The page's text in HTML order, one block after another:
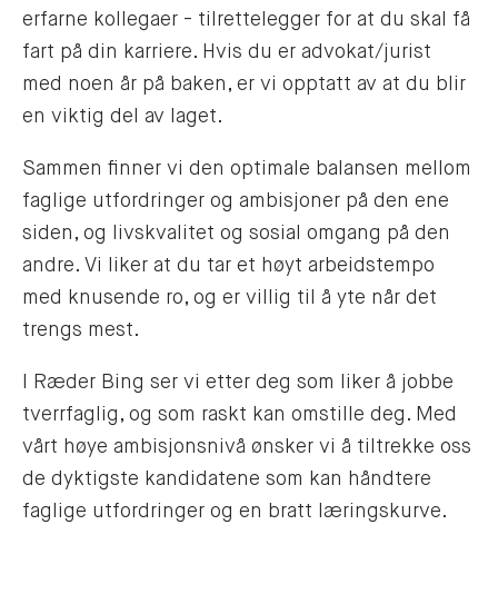
erfarne kollegaer - tilrettelegger for at du skal få
fart på din karriere. Hvis du er advokat/jurist
med noen år på baken, er vi opptatt av at du blir
en viktig del av laget.
Sammen finner vi den optimale balansen mellom
faglige utfordringer og ambisjoner på den ene
siden, og livskvalitet og sosial omgang på den
andre. Vi liker at du tar et høyt arbeidstempo
med knusende ro, og er villig til å yte når det
trengs mest.
I Ræder Bing ser vi etter deg som liker å jobbe
tverrfaglig, og som raskt kan omstille deg. Med
vårt høye ambisjonsnivå ønsker vi å tiltrekke oss
de dyktigste kandidatene som kan håndtere
faglige utfordringer og en bratt læringskurve.